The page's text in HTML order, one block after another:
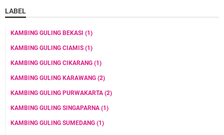
LABEL
KAMBING GULING BEKASI (1)
KAMBING GULING CIAMIS (1)
KAMBING GULING CIKARANG (1)
KAMBING GULING KARAWANG (2)
KAMBING GULING PURWAKARTA (2)
KAMBING GULING SINGAPARNA (1)
KAMBING GULING SUMEDANG (1)